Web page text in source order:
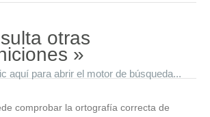
otras
»
aquí para abrir el motor de búsqueda...
comprobar la ortografía correcta de